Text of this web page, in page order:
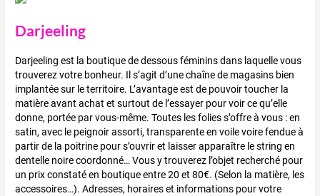
Darjeeling
Darjeeling est la boutique de dessous féminins dans laquelle vous
trouverez votre bonheur. Il s’agit d’une chaîne de magasins bien
implantée sur le territoire. L’avantage est de pouvoir toucher la
matière avant achat et surtout de l’essayer pour voir ce qu’elle
donne, portée par vous-même. Toutes les folies s’offre à vous : en
satin, avec le peignoir assorti, transparente en voile voire fendue à
partir de la poitrine pour s’ouvrir et laisser apparaître le string en
dentelle noire coordonné… Vous y trouverez l’objet recherché pour
un prix constaté en boutique entre 20 et 80€. (Selon la matière, les
accessoires…). Adresses, horaires et informations pour votre